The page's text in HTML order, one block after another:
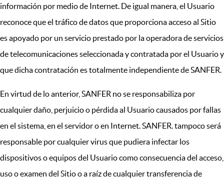
información por medio de Internet. De igual manera, el Usuario
reconoce que el tráfico de datos que proporciona acceso al Sitio
es apoyado por un servicio prestado por la operadora de servicios
de telecomunicaciones seleccionada y contratada por el Usuario y
que dicha contratación es totalmente independiente de SANFER.
En virtud de lo anterior, SANFER no se responsabiliza por
cualquier daño, perjuicio o pérdida al Usuario causados por fallas
en el sistema, en el servidor o en Internet. SANFER. tampoco será
responsable por cualquier virus que pudiera infectar los
dispositivos o equipos del Usuario como consecuencia del acceso,
uso o examen del Sitio o a raíz de cualquier transferencia de